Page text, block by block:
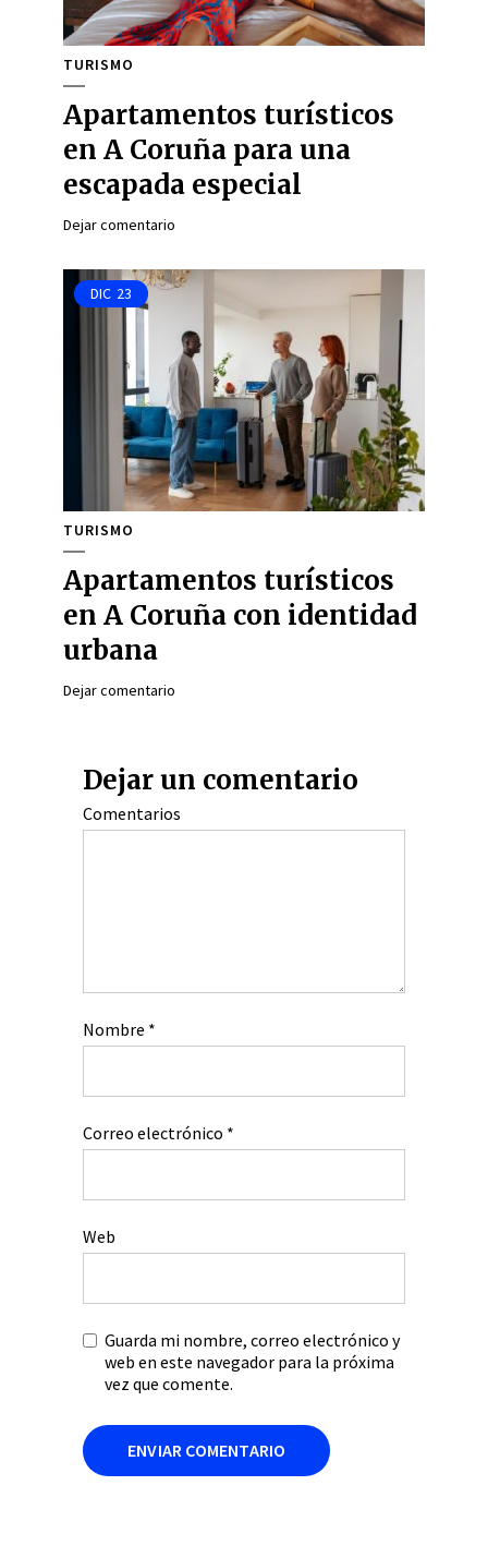
TURISMO
Apartamentos turísticos
en A Coruña para una
escapada especial
Dejar comentario
DIC 23
TURISMO
Apartamentos turísticos
en A Coruña con identidad
urbana
Dejar comentario
Dejar un comentario
Comentarios
Nombre *
Correo electrónico *
Web
Guarda mi nombre, correo electrónico y
web en este navegador para la próxima
vez que comente.